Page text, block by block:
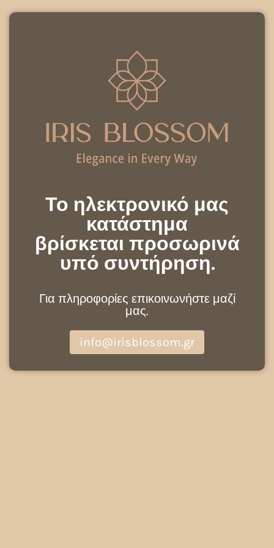
Το ηλεκτρονικό μας
κατάστημα
βρίσκεται προσωρινά
υπό συντήρηση.
Για πληροφορίες επικοινωνήστε μαζί
μας.
info@irisblossom.gr